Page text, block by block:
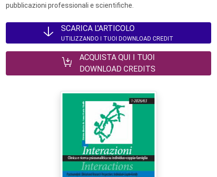
pubblicazioni professionali e scientifiche.
SCARICA L'ARTICOLO
UTILIZZANDO I TUOI DOWNLOAD CREDIT
ACQUISTA QUI I TUOI
DOWNLOAD CREDITS